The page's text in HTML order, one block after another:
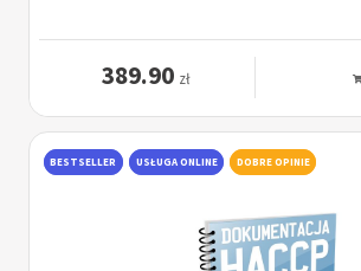
389.90 zł
BESTSELLER USŁUGA ONLINE DOBRE OPINIE